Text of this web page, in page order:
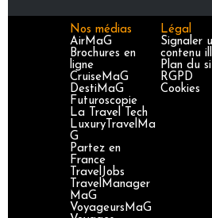
Nos médias
AirMaG
Brochures en
ligne
CruiseMaG
DestiMaG
Futuroscopie
La Travel Tech
LuxuryTravelMa
G
Partez en
France
TravelJobs
TravelManager
MaG
VoyageursMaG
Légal
Signaler
contenu
Plan du
RGPD
Cookies